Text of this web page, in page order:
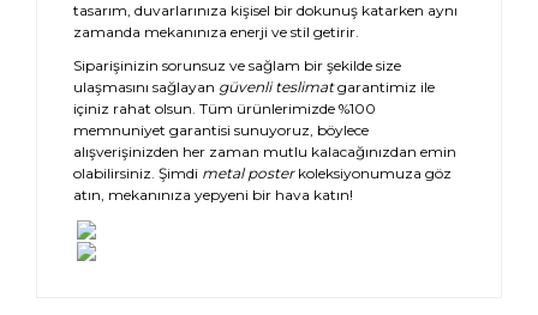
tasarım, duvarlarınıza kişisel bir dokunuş katarken aynı
zamanda mekanınıza enerji ve stil getirir.
Siparişinizin sorunsuz ve sağlam bir şekilde size
ulaşmasını sağlayan güvenli teslimatgarantimiz ile
içiniz rahat olsun. Tüm ürünlerimizde %100
memnuniyet garantisi sunuyoruz, böylece
alışverişinizden her zaman mutlu kalacağınızdan emin
olabilirsiniz. Şimdi metal posterkoleksiyonumuza göz
atın, mekanınıza yepyeni bir hava katın!